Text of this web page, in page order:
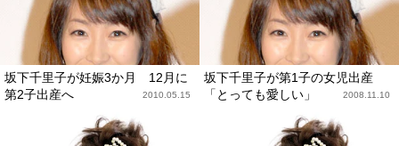
坂下千里子が妊娠3か月 12月に
第2子出産へ
2010.05.15
坂下千里子が第1子の女児出産
「とっても愛しい」
2008.11.10